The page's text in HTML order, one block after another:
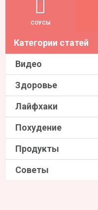
СОУСЫ
Категории статей
Видео
Здоровье
Лайфхаки
Похудение
Продукты
Советы